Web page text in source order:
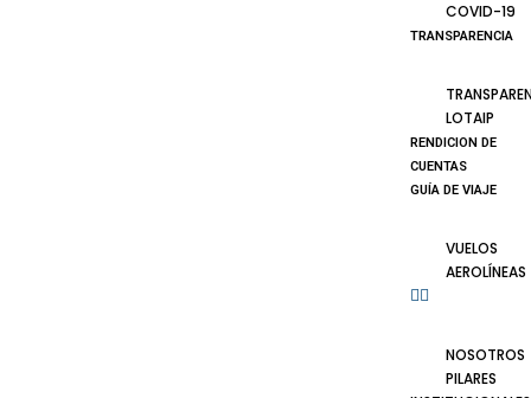
COVID-19
TRANSPARENCIA
LOTAIP
RENDICION DE
CUENTAS
GUÍA DE VIAJE
VUELOS
AEROLÍNEAS
NOSOTROS
PILARES